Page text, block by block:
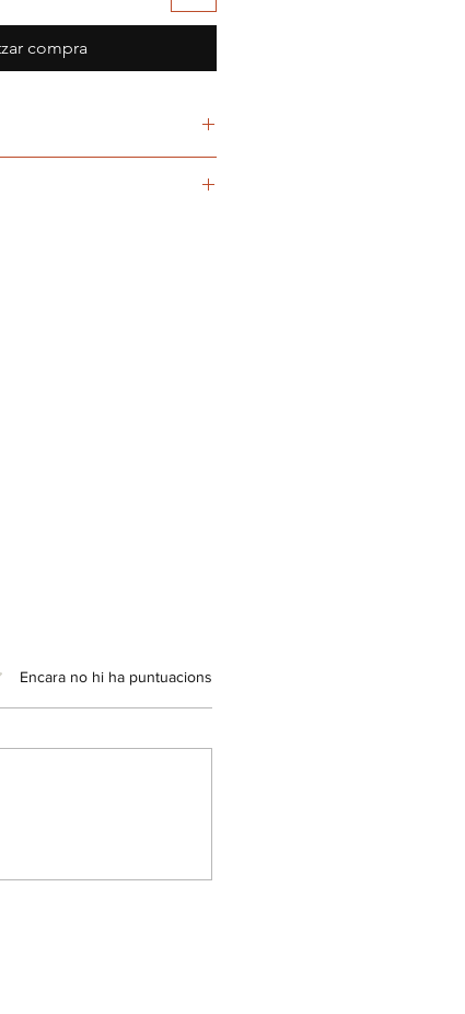
compra
de neula, praliné
estrelles.
Encara no hi ha puntuacions